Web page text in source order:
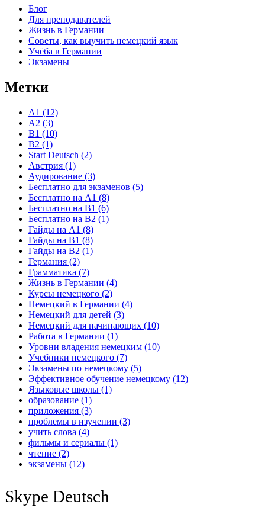
Блог
Для преподавателей
Жизнь в Германии
Советы, как выучить немецкий язык
Учёба в Германии
Экзамены
Метки
A1 (12)
A2 (3)
B1 (10)
B2 (1)
Start Deutsch (2)
Австрия (1)
Аудирование (3)
Бесплатно для экзаменов (5)
Бесплатно на A1 (8)
Бесплатно на B1 (6)
Бесплатно на B2 (1)
Гайды на A1 (8)
Гайды на B1 (8)
Гайды на B2 (1)
Германия (2)
Грамматика (7)
Жизнь в Германии (4)
Курсы немецкого (2)
Немецкий в Германии (4)
Немецкий для детей (3)
Немецкий для начинающих (10)
Работа в Германии (1)
Уровни владения немецким (10)
Учебники немецкого (7)
Экзамены по немецкому (5)
Эффективное обучение немецкому (12)
Языковые школы (1)
образование (1)
приложения (3)
проблемы в изучении (3)
учить слова (4)
фильмы и сериалы (1)
чтение (2)
экзамены (12)
Skype Deutsch